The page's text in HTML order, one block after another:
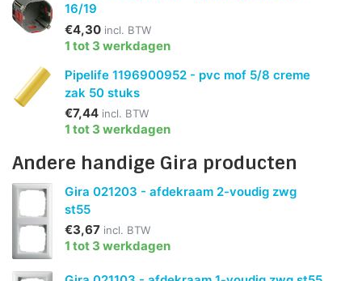
16/19
€4,30 incl. BTW
1 tot 3 werkdagen
Pipelife 1196900952 - pvc mof 5/8 creme
zak 50 stuks
€7,44 incl. BTW
1 tot 3 werkdagen
Andere handige Gira producten
Gira 021203 - afdekraam 2-voudig zwg
st55
€3,67 incl. BTW
1 tot 3 werkdagen